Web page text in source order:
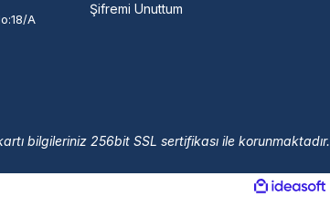
A
Şifremi Unuttum
bilgileriniz 256bit SSL sertifikası ile korunmaktadır.